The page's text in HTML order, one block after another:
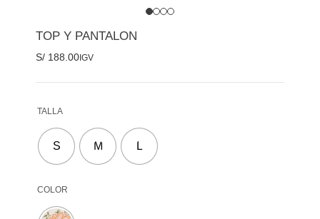
TOP Y PANTALON
S/ 188.00 IGV
TALLA
S M L
COLOR